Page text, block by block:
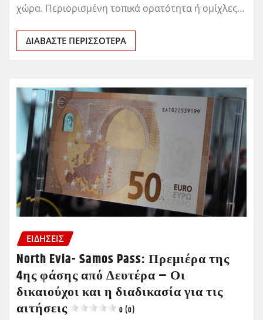
χώρα. Περιορισμένη τοπικά ορατότητα ή ομίχλες…
ΔΙΑΒΆΣΤΕ ΠΕΡΙΣΣΌΤΕΡΑ
ΕΙΔΗΣΕΙΣ
North Evia- Samos Pass: Πρεμιέρα της
4ης φάσης από Δευτέρα – Οι
δικαιούχοι και η διαδικασία για τις
αιτήσεις
0 (0)